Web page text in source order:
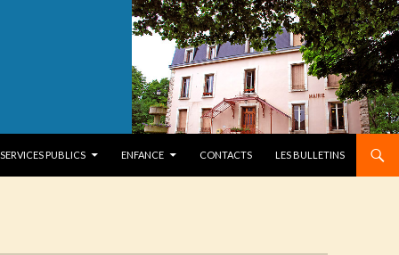
SERVICES PUBLICS ENFANCE CONTACTS LES BULLETINS